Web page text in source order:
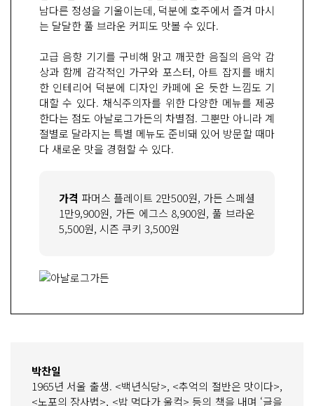
남다른 정성을 기울이는데, 덕분에 호주에서 즐겨 마시
는 달달한 풀 브라운 커피도 맛볼 수 있다.
고급 음향 기기를 구비해 맑고 깨끗한 음질의 음악 감
상과 함께 감각적인 가구와 포스터, 아트 잡지를 배치
한 인테리어 덕분에 디자인 카페에 온 듯한 느낌도 기
대할 수 있다. 채식주의자를 위한 다양한 메뉴를 제공
한다는 점도 아날로그가든의 차별점. 그뿐만 아니라 계
절별로 달라지는 특별 메뉴도 준비돼 있어 방문할 때마
다 새로운 맛을 경험할 수 있다.
가격 파머스 플레이트 2만500원, 가든 스페셜
1만9,900원, 가든 에그스 8,900원, 풀 브라운
5,500원, 시즌 쿠키 3,500원
박찬일
1965년 서울 출생. <백년식당>, <추억의 절반은 맛이다>,
<노포의 장사법>, <밥 먹다가 울컥> 등의 책을 내며 ‘글을